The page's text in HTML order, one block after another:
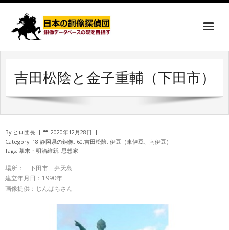
吉田松陰と金子重輔（下田市）
By ヒロ団長
2020年12月28日
Category: 18.静岡県の銅像, 60.吉田松陰, 伊豆（東伊豆、南伊豆）
Tags: 幕末・明治維新, 思想家
場所： 下田市 弁天島
建立年月日：1990年
画像提供：じんぱちさん